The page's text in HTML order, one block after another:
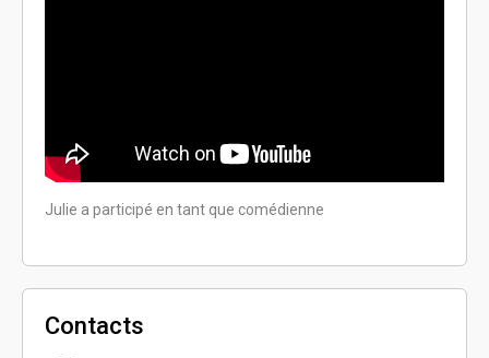
Julie a participé en tant que comédienne
Contacts